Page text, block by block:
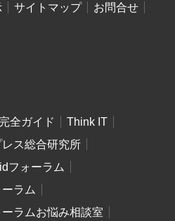
サイトマップ
お問合せ
全ガイド
Think IT
レス総合研究所
フォーラム
ラム
ラムお悩み相談室